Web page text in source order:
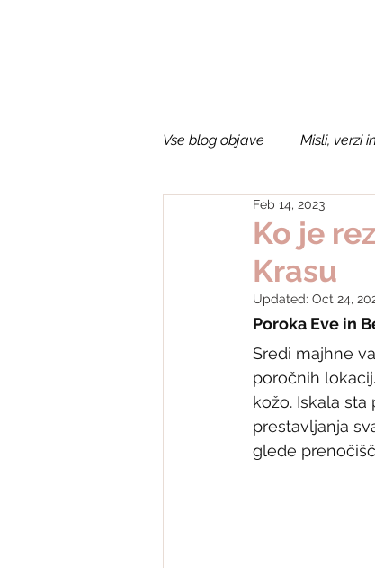
Vse blog objave Misli, verzi
Poročne tiskovine
Ko je
Krasu
Feb 14, 2023
Updated: Oct 24,
Poroka Eve in
Sredi majhne
poročnih
kožo. Iskala
prestavljanja
glede